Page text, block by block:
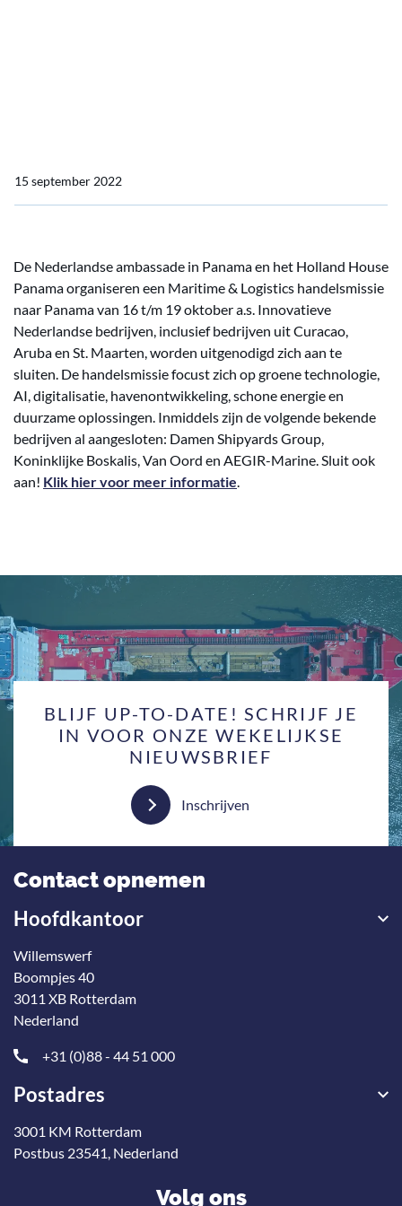
15 september 2022
De Nederlandse ambassade in Panama en het Holland House
Panama organiseren een Maritime & Logistics handelsmissie
naar Panama van 16 t/m 19 oktober a.s. Innovatieve
Nederlandse bedrijven, inclusief bedrijven uit Curacao,
Aruba en St. Maarten, worden uitgenodigd zich aan te
sluiten. De handelsmissie focust zich op groene technologie,
AI, digitalisatie, havenontwikkeling, schone energie en
duurzame oplossingen. Inmiddels zijn de volgende bekende
bedrijven al aangesloten: Damen Shipyards Group,
Koninklijke Boskalis, Van Oord en AEGIR-Marine. Sluit ook
aan! Klik hier voor meer informatie.
BLIJF UP-TO-DATE! SCHRIJF JE
IN VOOR ONZE WEKELIJKSE
NIEUWSBRIEF
Inschrijven
Contact opnemen
Hoofdkantoor
Willemswerf
Boompjes 40
3011 XB Rotterdam
Nederland
+31 (0)88 - 44 51 000
Postadres
3001 KM Rotterdam
Postbus 23541, Nederland
Volg ons